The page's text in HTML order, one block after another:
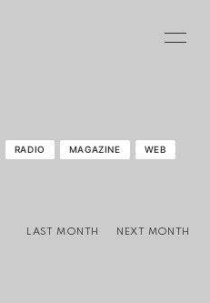
RADIO MAGAZINE WEB
LAST MONTH NEXT MONTH